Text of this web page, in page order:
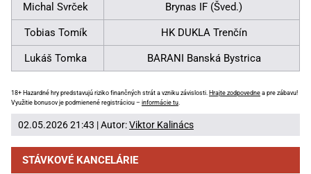
Michal Svrček Brynas IF (Šved.)
Tobias Tomík HK DUKLA Trenčín
Lukáš Tomka BARANI Banská Bystrica
18+ Hazardné hry predstavujú riziko finančných strát a vzniku závislosti. Hrajte zodpovedne a pre zábavu!
Využitie bonusov je podmienené registráciou – informácie tu.
02.05.2026 21:43 | Autor:Viktor Kalinács
STÁVKOVÉ KANCELÁRIE